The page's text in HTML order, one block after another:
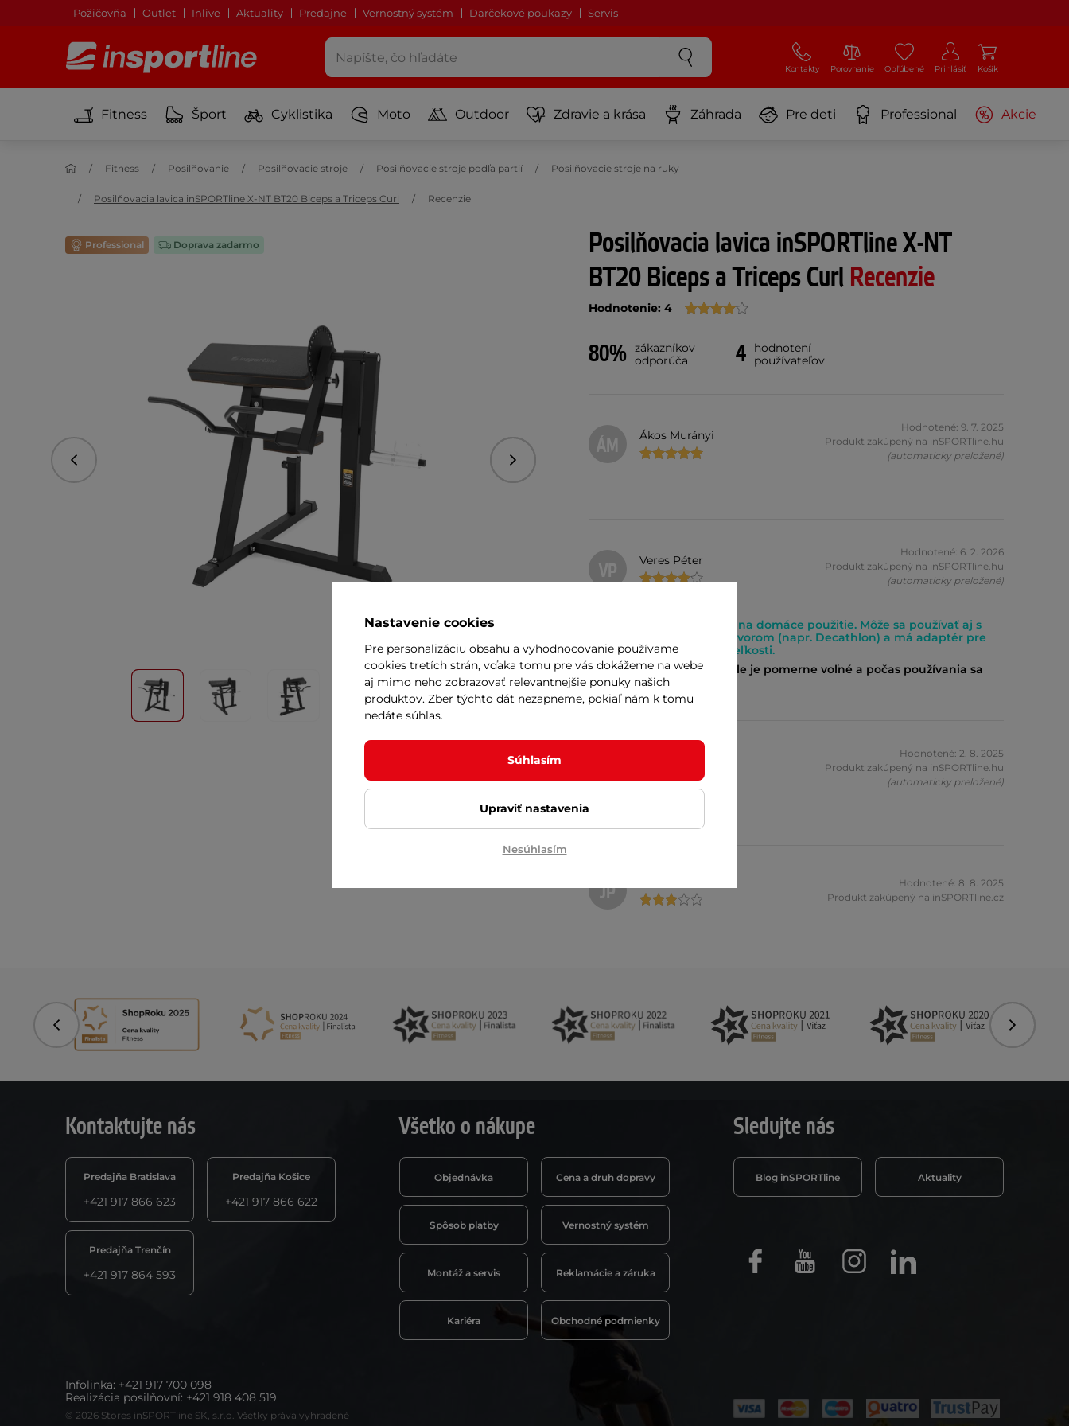
Požičovňa Outlet Inlive Aktuality Predajne Vernostný systém Darčekové poukazy Servis
Kontakty Porovnanie Obľúbené Prihlásiť Košík
Fitness Šport Cyklistika Moto Outdoor Zdravie a krása Záhrada Pre deti Professional Akcie
Fitness Posilňovanie Posilňovacie stroje Posilňovacie stroje podľa partií Posilňovacie stroje na ruky
Posilňovacia lavica inSPORTline X-NT BT20 Biceps a Triceps Curl Recenzie
Professional Doprava zadarmo
Predchádzajúce Nasledujúce
+1
Posilňovacia lavica inSPORTline X-NT
BT20 Biceps a Triceps Curl Recenzie
Hodnotenie: 4
80% zákazníkov
odporúča
4
hodnotení
používateľov
ÁM Ákos Murányi
Hodnotené: 9. 7. 2025
Produkt zakúpený na inSPORTline.hu
(automaticky preložené)
VP Veres Péter
Hodnotené: 6. 2. 2026
Produkt zakúpený na inSPORTline.hu
(automaticky preložené)
Stabilná konštrukcia na domáce použitie. Môže sa používať aj s
kotúčmi s menším otvorom (napr. Decathlon) a má adaptér pre
kotúče olympijskej veľkosti.
Čalúnenie na operadle je pomerne voľné a počas používania sa
krčí.
Hodnotené: 2. 8. 2025
Produkt zakúpený na inSPORTline.hu
(automaticky preložené)
JP
Hodnotené: 8. 8. 2025
Produkt zakúpený na inSPORTline.cz
Predchádzajúce
Kontaktujte nás
Predajňa Bratislava
+421 917 866 623
Predajňa Košice
+421 917 866 622
Predajňa Trenčín
+421 917 864 593
Všetko o nákupe
Objednávka Cena a druh dopravy
Spôsob platby Vernostný systém
Montáž a servis Reklamácie a záruka
Kariéra Obchodné podmienky
Sledujte nás
Blog inSPORTline Aktuality
FacebookYoutube InstagramLinkedIn
Infolinka: +421 917 700 098
Realizácia posilňovní: +421 918 408 519
© 2026 Stores inSPORTline SK, s.r.o. Všetky práva vyhradené
Nastavenie cookies
Pre personalizáciu obsahu a vyhodnocovanie používame
cookies tretích strán, vďaka tomu pre vás dokážeme na webe
aj mimo neho zobrazovať relevantnejšie ponuky našich
produktov. Zber týchto dát nezapneme, pokiaľ nám k tomu
nedáte súhlas.
Súhlasím
Upraviť nastavenia
Nesúhlasím